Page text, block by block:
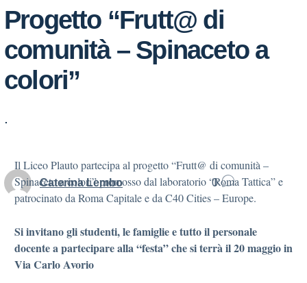
Progetto “Frutt@ di
comunità – Spinaceto a
colori”
.
Caterina Lembo 0
Il Liceo Plauto partecipa al progetto “Frutt@ di comunità –
Spinaceto a colori” promosso dal laboratorio “Roma Tattica” e
patrocinato da Roma Capitale e da C40 Cities – Europe.
Si invitano gli studenti, le famiglie e tutto il personale
docente a partecipare alla “festa” che si terrà il 20 maggio in
Via Carlo Avorio